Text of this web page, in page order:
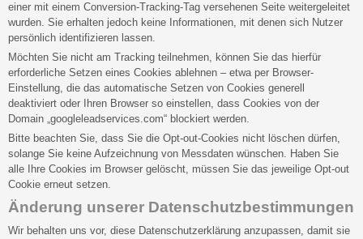
einer mit einem Conversion-Tracking-Tag versehenen Seite weitergeleitet
wurden. Sie erhalten jedoch keine Informationen, mit denen sich Nutzer
persönlich identifizieren lassen.
Möchten Sie nicht am Tracking teilnehmen, können Sie das hierfür
erforderliche Setzen eines Cookies ablehnen – etwa per Browser-
Einstellung, die das automatische Setzen von Cookies generell
deaktiviert oder Ihren Browser so einstellen, dass Cookies von der
Domain „googleleadservices.com“ blockiert werden.
Bitte beachten Sie, dass Sie die Opt-out-Cookies nicht löschen dürfen,
solange Sie keine Aufzeichnung von Messdaten wünschen. Haben Sie
alle Ihre Cookies im Browser gelöscht, müssen Sie das jeweilige Opt-out
Cookie erneut setzen.
Änderung unserer Datenschutzbestimmungen
Wir behalten uns vor, diese Datenschutzerklärung anzupassen, damit sie